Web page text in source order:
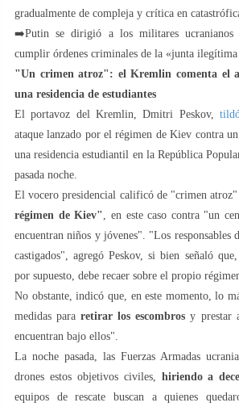
gradualmente de compleja y crítica en
➡️Putin se dirigió a los militares
cumplir órdenes criminales de la «junta ilegítima
"Un crimen atroz": el Kremlin comenta el
una residencia de estudiantes
El portavoz del Kremlin, Dmitri Peskov,
ataque lanzado por el régimen de Kiev contra
una residencia estudiantil en la República
pasada noche.
El vocero presidencial calificó de "crimen atroz"
régimen de Kiev" , en este caso contra "un
encuentran niños y jóvenes". "Los responsables
castigados", agregó Peskov, si bien señaló
por supuesto, debe recaer sobre el propio
No obstante, indicó que, en este momento, lo
medidas pararetirar los escombros y prestar
encuentran bajo ellos".
La noche pasada, las Fuerzas Armadas
drones estos objetivos civiles, hiriendo a
equipos de rescate buscan a quienes